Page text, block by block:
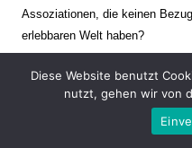
Assoziationen, die keinen
erlebbaren Welt haben?
Verharren und Dynamik
oder verrinnt im Nu. Es soll
zur Schmerzgrenze erzeugt
Diese Website benutzt
nutzt, gehen wir von